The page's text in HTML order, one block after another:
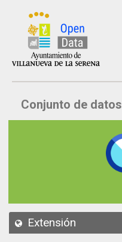
Inicio
Datos
API
Conjunto de datos
Extensión